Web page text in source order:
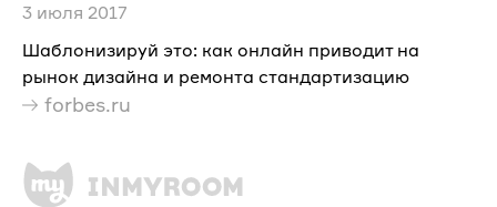
3 июля 2017
Шаблонизируй это: как онлайн приводит на
рынок дизайна и ремонта стандартизацию
forbes.ru